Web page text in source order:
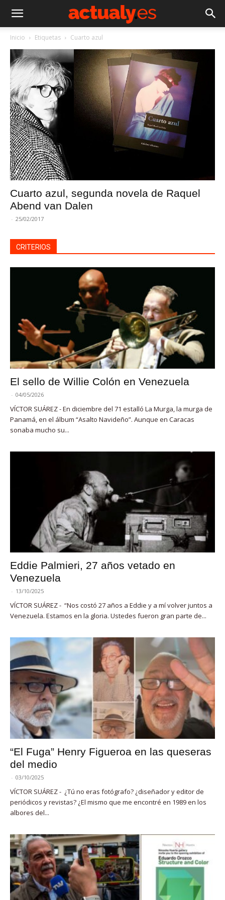
Inicio Etiquetas Cuarto azul
Cuarto azul, segunda novela de Raquel
Abend van Dalen
- 25/02/2017
CRITERIOS
El sello de Willie Colón en Venezuela
- 04/05/2026
VÍCTOR SUÁREZ - En diciembre del 71 estalló La Murga, la murga de
Panamá, en el álbum “Asalto Navideño”. Aunque en Caracas
sonaba mucho su...
Eddie Palmieri, 27 años vetado en
Venezuela
- 13/10/2025
VÍCTOR SUÁREZ - “Nos costó 27 años a Eddie y a mí volver juntos a
Venezuela. Estamos en la gloria. Ustedes fueron gran parte de...
“El Fuga” Henry Figueroa en las queseras
del medio
- 03/10/2025
VÍCTOR SUÁREZ - ¿Tú no eras fotógrafo? ¿diseñador y editor de
periódicos y revistas? ¿El mismo que me encontré en 1989 en los
albores del...